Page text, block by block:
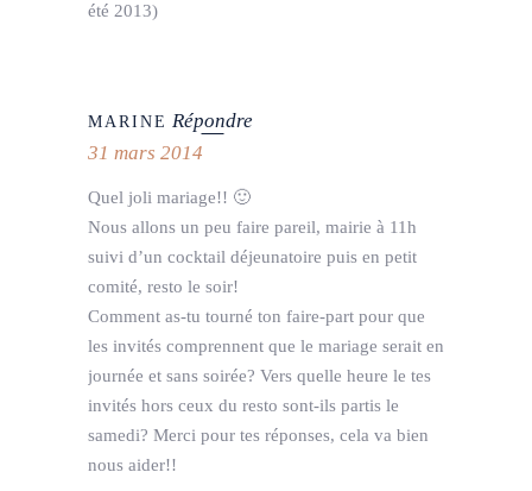
été 2013)
MARINE Répondre
31 mars 2014
Quel joli mariage!! 🙂
Nous allons un peu faire pareil, mairie à 11h
suivi d’un cocktail déjeunatoire puis en petit
comité, resto le soir!
Comment as-tu tourné ton faire-part pour que
les invités comprennent que le mariage serait en
journée et sans soirée? Vers quelle heure le tes
invités hors ceux du resto sont-ils partis le
samedi? Merci pour tes réponses, cela va bien
nous aider!!